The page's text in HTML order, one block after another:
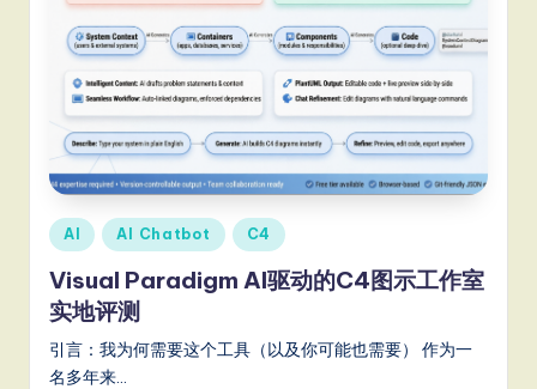
Posted
in
AI AI Chatbot C4
Visual Paradigm AI驱动的C4图示工作室
实地评测
引言：我为何需要这个工具（以及你可能也需要） 作为一
名多年来…